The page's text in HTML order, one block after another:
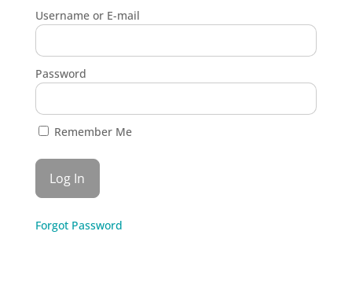
Username or E-mail
Password
Remember Me
Forgot Password